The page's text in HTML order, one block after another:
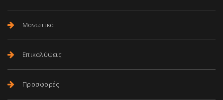
Μονωτικά
Επικαλύψεις
Προσφορές